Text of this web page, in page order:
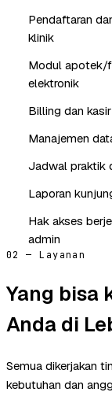
Pendaftaran
klinik
Modul apotek/
elektronik
Billing dan
Manajemen
Jadwal praktik
Laporan
Hak akses
admin
02 — Layanan
Yang bisa
Anda di
Semua dikerjakan
kebutuhan dan